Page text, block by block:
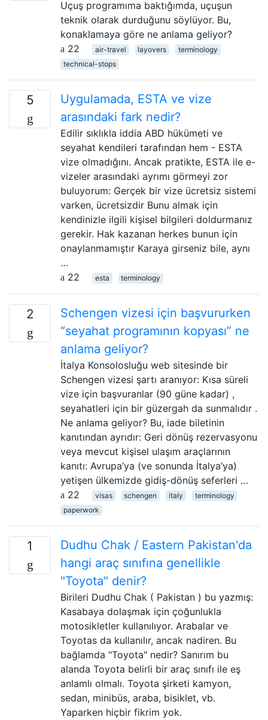
Uçuş programıma baktığımda, uçuşun
teknik olarak durduğunu söylüyor. Bu,
konaklamaya göre ne anlama geliyor?
22
air-travel layovers
terminology
technical-stops
5
Uygulamada, ESTA ve vize
arasındaki fark nedir?
Edilir sıklıkla iddia ABD hükümeti ve
seyahat kendileri tarafından hem - ESTA
vize olmadığını. Ancak pratikte, ESTA ile e-
vizeler arasındaki ayrımı görmeyi zor
buluyorum: Gerçek bir vize ücretsiz sistemi
varken, ücretsizdir Bunu almak için
kendinizle ilgili kişisel bilgileri doldurmanız
gerekir. Hak kazanan herkes bunun için
onaylanmamıştır Karaya girseniz bile, aynı
…
22
esta terminology
2
Schengen vizesi için başvururken
“seyahat programının kopyası” ne
anlama geliyor?
İtalya Konsolosluğu web sitesinde bir
Schengen vizesi şartı aranıyor: Kısa süreli
vize için başvuranlar (90 güne kadar) ,
seyahatleri için bir güzergah da sunmalıdır .
Ne anlama geliyor? Bu, iade biletinin
kanıtından ayrıdır: Geri dönüş rezervasyonu
veya mevcut kişisel ulaşım araçlarının
kanıtı: Avrupa’ya (ve sonunda İtalya’ya)
yetişen ülkemizde gidiş-dönüş seferleri …
22
visas schengen italy
terminology
paperwork
1
Dudhu Chak / Eastern Pakistan'da
hangi araç sınıfına genellikle
"Toyota" denir?
Birileri Dudhu Chak ( Pakistan ) bu yazmış:
Kasabaya dolaşmak için çoğunlukla
motosikletler kullanılıyor. Arabalar ve
Toyotas da kullanılır, ancak nadiren. Bu
bağlamda "Toyota" nedir? Sanırım bu
alanda Toyota belirli bir araç sınıfı ile eş
anlamlı olmalı. Toyota şirketi kamyon,
sedan, minibüs, araba, bisiklet, vb.
Yaparken hiçbir fikrim yok.